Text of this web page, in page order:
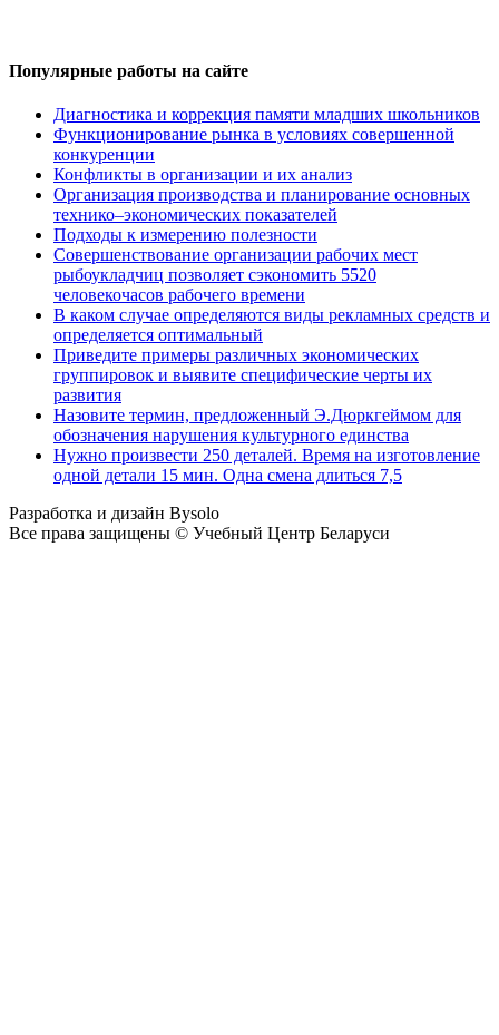
Популярные работы на сайте
Диагностика и коррекция памяти младших школьников
Функционирование рынка в условиях совершенной
конкуренции
Конфликты в организации и их анализ
Организация производства и планирование основных
технико–экономических показателей
Подходы к измерению полезности
Совершенствование организации рабочих мест
рыбоукладчиц позволяет сэкономить 5520
человекочасов рабочего времени
В каком случае определяются виды рекламных средств и
определяется оптимальный
Приведите примеры различных экономических
группировок и выявите специфические черты их
развития
Назовите термин, предложенный Э.Дюркгеймом для
обозначения нарушения культурного единства
Нужно произвести 250 деталей. Время на изготовление
одной детали 15 мин. Одна смена длиться 7,5
Разработка и дизайн Bysolo
Все права защищены © Учебный Центр Беларуси